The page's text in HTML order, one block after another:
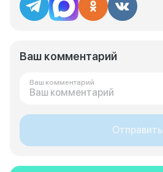
Ваш комментарий
Ваш комментарий
Отправить